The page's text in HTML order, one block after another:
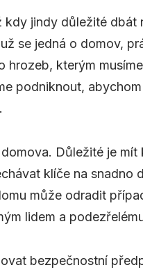
kdy jindy důležité dbát
se jedná o domov,
hrozeb, kterým
podniknout,
Důležité je mít
klíče na snadno
může odradit
lidem a
bezpečnostní